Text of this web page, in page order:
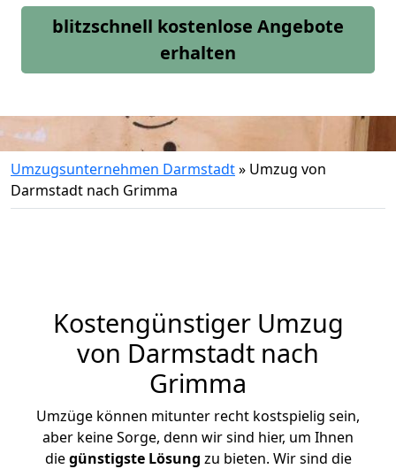
blitzschnell kostenlose Angebote
erhalten
Umzugsunternehmen Darmstadt» Umzug von
Darmstadt nach Grimma
Kostengünstiger Umzug
von Darmstadt nach
Grimma
Umzüge können mitunter recht kostspielig sein,
aber keine Sorge, denn wir sind hier, um Ihnen
diegünstigste Lösung zu bieten. Wir sind die